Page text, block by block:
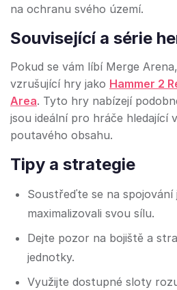
na ochranu svého území.
Související a série
Pokud se vám líbí Merge
vzrušující hry jako Hammer 2
Area. Tyto hry nabízejí
jsou ideální pro hráče hledající
poutavého obsahu.
Tipy a strategie
Soustřeďte se na
maximalizovali svou sílu.
Dejte pozor na bojiště a
jednotky.
Využijte dostupné sloty